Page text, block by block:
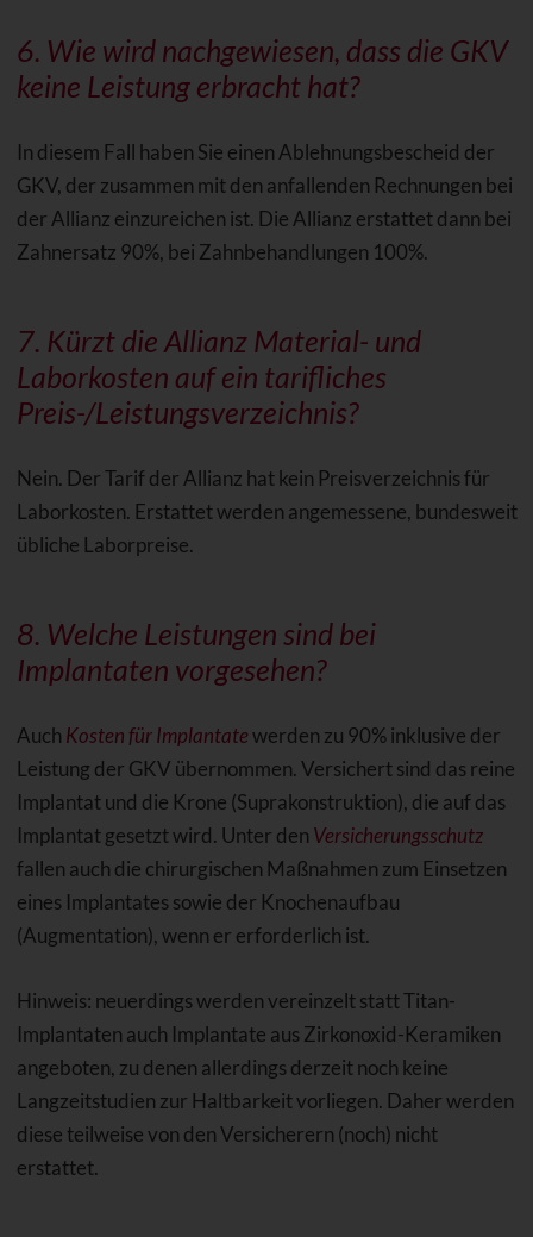
6. Wie wird nachgewiesen, dass die GKV
keine Leistung erbracht hat?
In diesem Fall haben Sie einen Ablehnungsbescheid der
GKV, der zusammen mit den anfallenden Rechnungen bei
der Allianz einzureichen ist. Die Allianz erstattet dann bei
Zahnersatz 90%, bei Zahnbehandlungen 100%.
7. Kürzt die Allianz Material- und
Laborkosten auf ein tarifliches
Preis-/Leistungsverzeichnis?
Nein. Der Tarif der Allianz hat kein Preisverzeichnis für
Laborkosten. Erstattet werden angemessene, bundesweit
übliche Laborpreise.
8. Welche Leistungen sind bei
Implantaten vorgesehen?
Auch Kosten für Implantatewerden zu 90% inklusive der
Leistung der GKV übernommen. Versichert sind das reine
Implantat und die Krone (Suprakonstruktion), die auf das
Implantat gesetzt wird. Unter den Versicherungsschutz
fallen auch die chirurgischen Maßnahmen zum Einsetzen
eines Implantates sowie der Knochenaufbau
(Augmentation), wenn er erforderlich ist.
Hinweis: neuerdings werden vereinzelt statt Titan-
Implantaten auch Implantate aus Zirkonoxid-Keramiken
angeboten, zu denen allerdings derzeit noch keine
Langzeitstudien zur Haltbarkeit vorliegen. Daher werden
diese teilweise von den Versicherern (noch) nicht
erstattet.